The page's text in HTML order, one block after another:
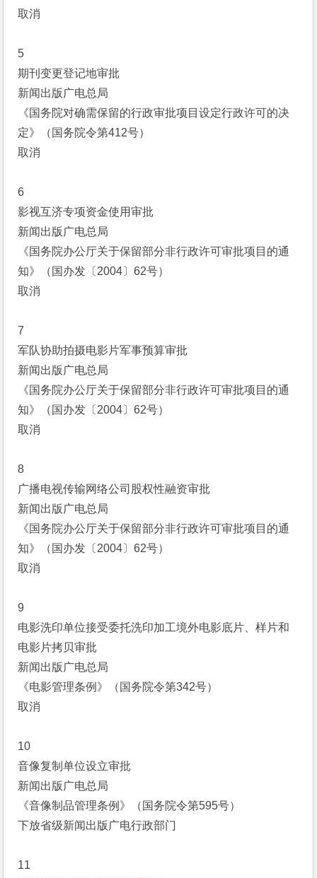
取消
5
期刊变更登记地审批
新闻出版广电总局
《国务院对确需保留的行政审批项目设定行政许可的决
定》（国务院令第412号）
取消
6
影视互济专项资金使用审批
新闻出版广电总局
《国务院办公厅关于保留部分非行政许可审批项目的通
知》（国办发〔2004〕62号）
取消
7
军队协助拍摄电影片军事预算审批
新闻出版广电总局
《国务院办公厅关于保留部分非行政许可审批项目的通
知》（国办发〔2004〕62号）
取消
8
广播电视传输网络公司股权性融资审批
新闻出版广电总局
《国务院办公厅关于保留部分非行政许可审批项目的通
知》（国办发〔2004〕62号）
取消
9
电影洗印单位接受委托洗印加工境外电影底片、样片和
电影片拷贝审批
新闻出版广电总局
《电影管理条例》（国务院令第342号）
取消
10
音像复制单位设立审批
新闻出版广电总局
《音像制品管理条例》（国务院令第595号）
下放省级新闻出版广电行政部门
11